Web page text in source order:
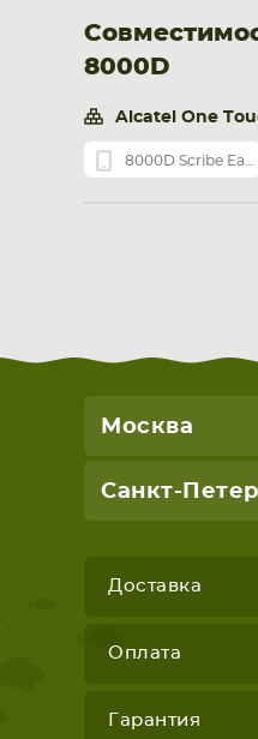
8000D
Alcatel One
8000D Scribe Easy
Москва
Санкт-
Доставка
Оплата
Гарантия